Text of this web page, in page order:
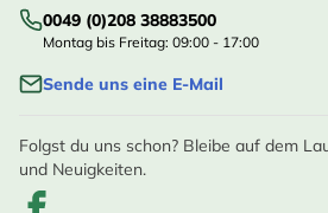
0049 (0)208 38883500
Montag bis Freitag: 09:00 - 17:00
Sende uns eine E-Mail
Folgst du uns schon? Bleibe auf dem
und Neuigkeiten.